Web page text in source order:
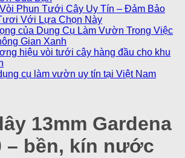
Phun Tưới Cây Uy Tín – Đảm Bảo
Với Lựa Chọn Này
của Dụng Cụ Làm Vườn Trong Việc
Gian Xanh
hiệu vòi tưới cây hàng đầu cho khu
cụ làm vườn uy tín tại Việt Nam
13mm Gardena
– bền, kín nước